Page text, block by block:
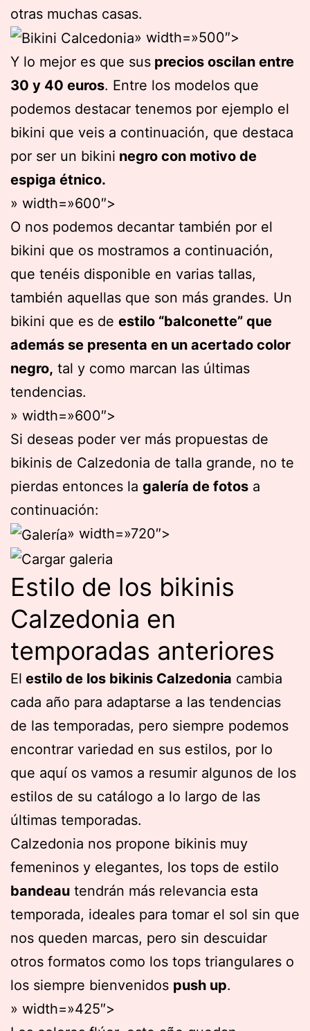
otras muchas casas.
» width=»500″>
Y lo mejor es que sus precios oscilan entre
30 y 40 euros. Entre los modelos que
podemos destacar tenemos por ejemplo el
bikini que veis a continuación, que destaca
por ser un bikini negro con motivo de
espiga étnico.
» width=»600″>
O nos podemos decantar también por el
bikini que os mostramos a continuación,
que tenéis disponible en varias tallas,
también aquellas que son más grandes. Un
bikini que es de estilo “balconette” que
además se presenta en un acertado color
negro, tal y como marcan las últimas
tendencias.
» width=»600″>
Si deseas poder ver más propuestas de
bikinis de Calzedonia de talla grande, no te
pierdas entonces la galería de fotos a
continuación:
» width=»720″>
Estilo de los bikinis
Calzedonia en
temporadas anteriores
El estilo de los bikinis Calzedonia cambia
cada año para adaptarse a las tendencias
de las temporadas, pero siempre podemos
encontrar variedad en sus estilos, por lo
que aquí os vamos a resumir algunos de los
estilos de su catálogo a lo largo de las
últimas temporadas.
Calzedonia nos propone bikinis muy
femeninos y elegantes, los tops de estilo
bandeau tendrán más relevancia esta
temporada, ideales para tomar el sol sin que
nos queden marcas, pero sin descuidar
otros formatos como los tops triangulares o
los siempre bienvenidos push up.
» width=»425″>